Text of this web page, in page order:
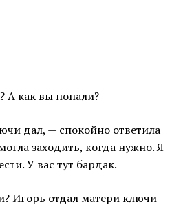
А как вы попали?
дал, — спокойно ответила
заходить, когда нужно. Я
У вас тут бардак.
Игорь отдал матери ключи